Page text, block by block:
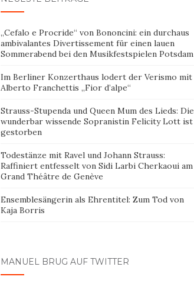
„Cefalo e Procride“ von Bononcini: ein durchaus
ambivalantes Divertissement für einen lauen
Sommerabend bei den Musikfestspielen Potsdam
Im Berliner Konzerthaus lodert der Verismo mit
Alberto Franchettis „Fior d’alpe“
Strauss-Stupenda und Queen Mum des Lieds: Die
wunderbar wissende Sopranistin Felicity Lott ist
gestorben
Todestänze mit Ravel und Johann Strauss:
Raffiniert entfesselt von Sidi Larbi Cherkaoui am
Grand Théâtre de Genève
Ensemblesängerin als Ehrentitel: Zum Tod von
Kaja Borris
MANUEL BRUG AUF TWITTER